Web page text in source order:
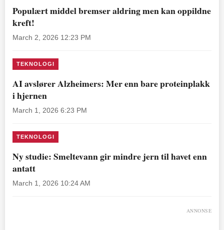
Populært middel bremser aldring men kan oppildne
kreft!
March 2, 2026 12:23 PM
TEKNOLOGI
AI avslører Alzheimers: Mer enn bare proteinplakk
i hjernen
March 1, 2026 6:23 PM
TEKNOLOGI
Ny studie: Smeltevann gir mindre jern til havet enn
antatt
March 1, 2026 10:24 AM
ANNONSE